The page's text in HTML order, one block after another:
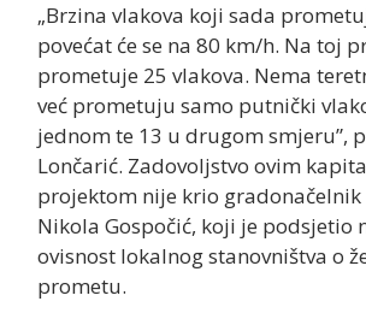
„Brzina vlakova koji sada
povećat će se na 80 km/h. Na toj
prometuje 25 vlakova. Nema
već prometuju samo putnički
jednom te 13 u drugom smjeru”,
Lončarić. Zadovoljstvo ovim
projektom nije krio gradonačelnik
Nikola Gospočić, koji je podsjetio
ovisnost lokalnog stanovništva o
prometu.